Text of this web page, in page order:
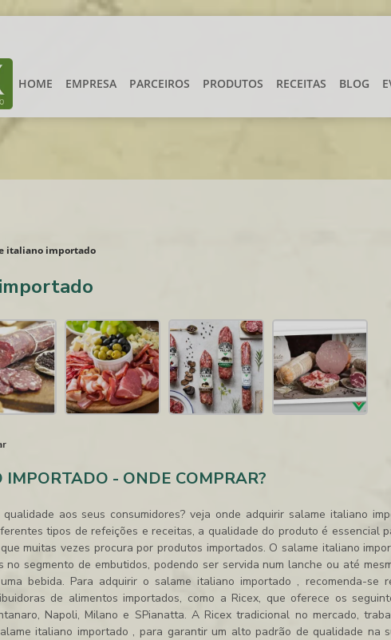
HOME EMPRESA PARCEIROS PRODUTOS RECEITAS BLOG
italiano importado
- ONDE COMPRAR?
aos seus consumidores? veja onde adquirir salame italiano
tipos de refeições e receitas, a qualidade do produto é essencial
muitas vezes procura por produtos importados. O salame italiano
no segmento de embutidos, podendo ser servida num lanche ou até
bebida. Para adquirir o salame italiano importado , recomenda-se
de alimentos importados, como a Ricex, que oferece os
Napoli, Milano e SPianatta. A Ricex tradicional no mercado,
italiano importado , para garantir um alto padrão de qualidade na